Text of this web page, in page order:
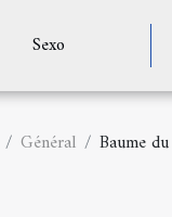
Sexo
Général Baume